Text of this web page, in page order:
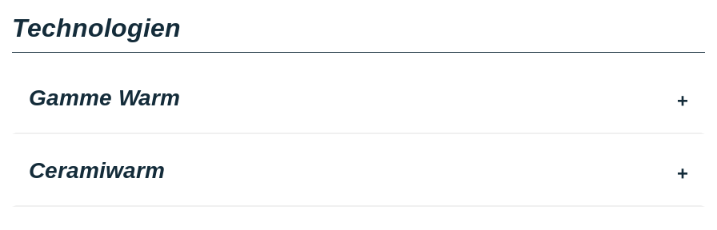
Technologien
Gamme Warm
Ceramiwarm